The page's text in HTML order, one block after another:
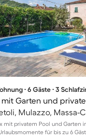
∙ 6 Gäste ∙ 3
Mulazzo, Massa-
mit privatem Pool und Garten
für bis zu 6